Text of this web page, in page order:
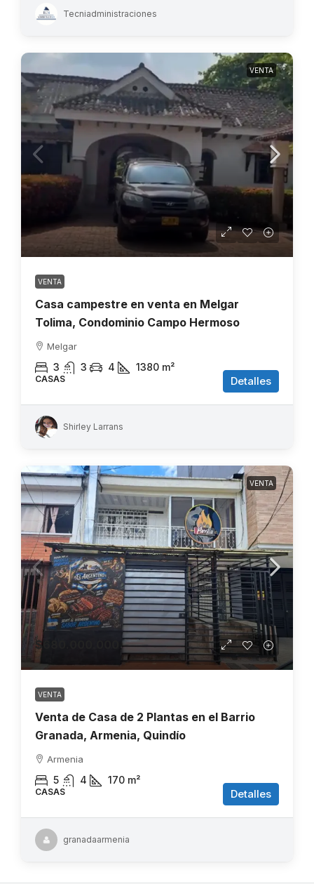
Tecniadministraciones
VENTA
VENTA
Casa campestre en venta en Melgar
Tolima, Condominio Campo Hermoso
Melgar
3 3 4 1380 m²
CASAS Detalles
Shirley Larrans
VENTA
$680.000.000
VENTA
Venta de Casa de 2 Plantas en el Barrio
Granada, Armenia, Quindío
Armenia
5 4 170 m²
CASAS Detalles
granadaarmenia